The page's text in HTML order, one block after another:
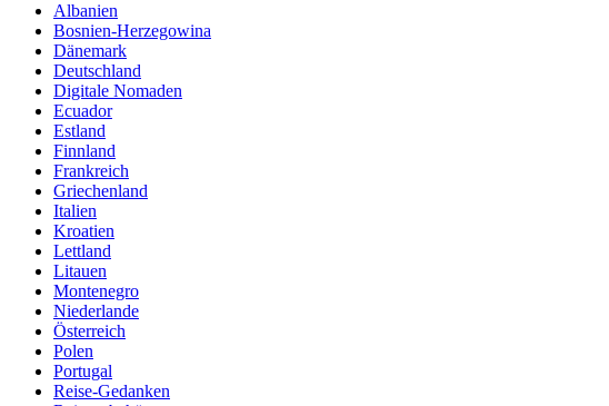
Albanien
Bosnien-Herzegowina
Dänemark
Deutschland
Digitale Nomaden
Ecuador
Estland
Finnland
Frankreich
Griechenland
Italien
Kroatien
Lettland
Litauen
Montenegro
Niederlande
Österreich
Polen
Portugal
Reise-Gedanken